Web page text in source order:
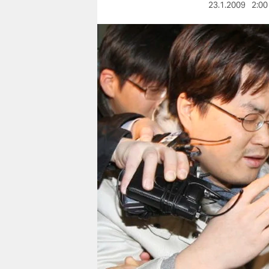
nord
wahrheit
verlag
verlag
veranstaltungen
shop
fragen & hilfe
unterstützen
abo
genossenschaft
23.1.2009